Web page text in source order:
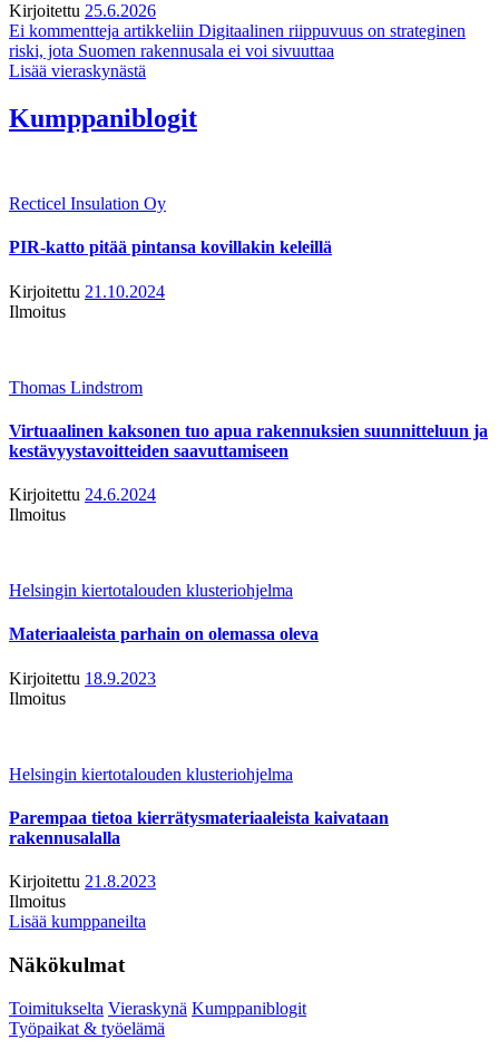
Kirjoitettu 25.6.2026
Ei kommentteja artikkeliin Digitaalinen riippuvuus on strateginen
riski, jota Suomen rakennusala ei voi sivuuttaa
Lisää vieraskynästä
Kumppaniblogit
Recticel Insulation Oy
PIR-katto pitää pintansa kovillakin keleillä
Kirjoitettu 21.10.2024
Ilmoitus
Thomas Lindstrom
Virtuaalinen kaksonen tuo apua rakennuksien suunnitteluun ja
kestävyystavoitteiden saavuttamiseen
Kirjoitettu 24.6.2024
Ilmoitus
Helsingin kiertotalouden klusteriohjelma
Materiaaleista parhain on olemassa oleva
Kirjoitettu 18.9.2023
Ilmoitus
Helsingin kiertotalouden klusteriohjelma
Parempaa tietoa kierrätysmateriaaleista kaivataan
rakennusalalla
Kirjoitettu 21.8.2023
Ilmoitus
Lisää kumppaneilta
Näkökulmat
Toimitukselta Vieraskynä Kumppaniblogit
Työpaikat & työelämä